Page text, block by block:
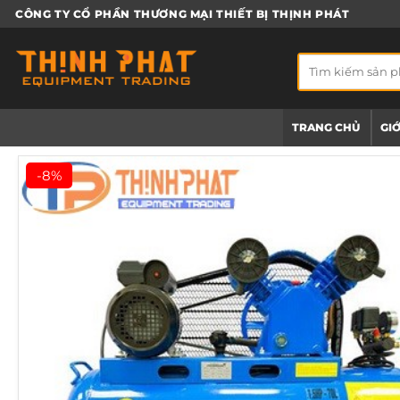
Bỏ
nội
dung
CÔNG TY CỔ PHẦN THƯƠNG MẠI THIẾT BỊ THỊNH PHÁT
kiếm:
TRANG CHỦ
-8%